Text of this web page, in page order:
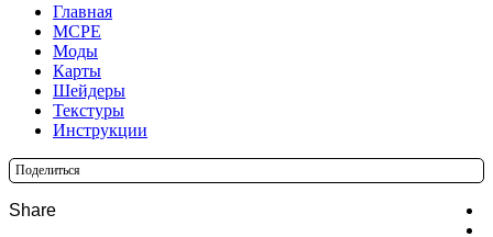
Главная
MCPE
Моды
Карты
Шейдеры
Текстуры
Инструкции
Поделиться